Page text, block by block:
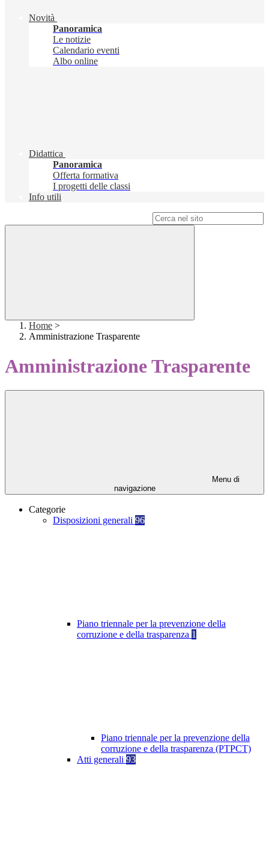
Novità
Panoramica
Le notizie
Calendario eventi
Albo online
Didattica
Panoramica
Offerta formativa
I progetti delle classi
Info utili
Home >
Amministrazione Trasparente
Amministrazione Trasparente
Menu di
navigazione
Categorie
Disposizioni generali 96
Piano triennale per la prevenzione della
corruzione e della trasparenza 1
Piano triennale per la prevenzione della
corruzione e della trasparenza (PTPCT)
Atti generali 93